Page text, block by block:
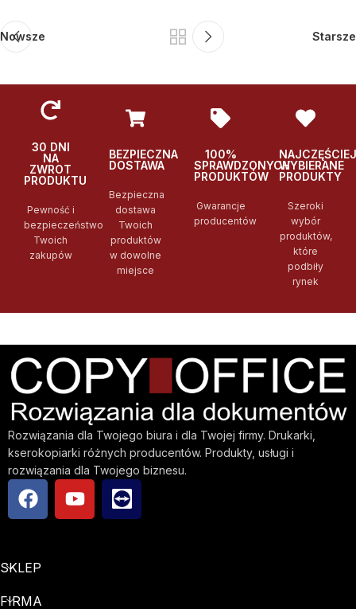
Nowsze Starsze
30 DNI
NA
ZWROT
PRODUKTU
Pewność i
bezpieczeństwo
Twoich
zakupów
BEZPIECZNA
DOSTAWA
Bezpieczna
dostawa
Twoich
produktów
w dowolne
miejsce
100%
SPRAWDZONYCH
PRODUKTÓW
Gwarancje
producentów
NAJCZĘŚCIEJ
WYBIERANE
PRODUKTY
Szeroki
wybór
produktów,
które
podbiły
rynek
Rozwiązania dla Twojego biura i dla Twojej firmy. Drukarki,
kserokopiarki różnych producentów. Produkty, usługi i
rozwiązania dla Twojego biznesu.
SKLEP
FIRMA